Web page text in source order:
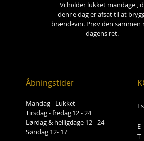
Vi holder lukket mandage ,
denne dag er afsat til at
brændevin. Prøv den sammen
dagens ret.
Åbningstider
Mandag - Lukket
Tirsdag - fredag 12 - 24
Lørdag & helligdage 12 - 24
Søndag 12- 17
E
​T